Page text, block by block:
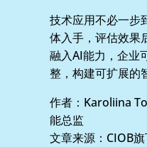
技术应用不必一步
体入手，评估效果
融入AI能力，企业
整，构建可扩展的
作者：Karoliina
能总监
文章来源：CIOB